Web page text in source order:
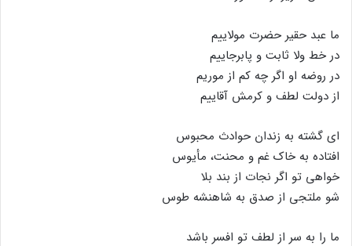
ما عبد حقیر حضرت مولاییم
در خط ولا ثابت و پابرجاییم
در روضه او اگر چه کم از موریم
از دولت لطف و کرمش آقاییم
ای گشته به زندان حوادث محبوس
افتاده به خاک غم و محنت، مأیوس
خواهی تو اگر نجات از بند بلا
شو ملتجی از صدق به شاهنشه طوس
ما را به سر از لطف تو افسر باشد